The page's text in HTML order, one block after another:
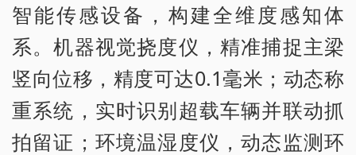
智能传感设备，构建全维度感知体
系。机器视觉挠度仪，精准捕捉主梁
竖向位移，精度可达0.1毫米；动态称
重系统，实时识别超载车辆并联动抓
拍留证；环境温湿度仪，动态监测环